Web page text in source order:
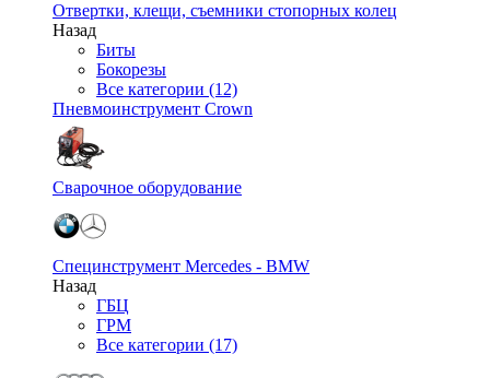
Отвертки, клещи, съемники стопорных колец
Назад
Биты
Бокорезы
Все категории (12)
Пневмоинструмент Crown
Сварочное оборудование
Специнструмент Mercedes - BMW
Назад
ГБЦ
ГРМ
Все категории (17)